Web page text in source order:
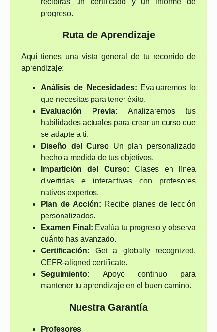
recibirás un certificado y un informe de
progreso.
Ruta de Aprendizaje
Aquí tienes una vista general de tu recorrido de
aprendizaje:
Análisis de Necesidades: Evaluaremos lo
que necesitas para tener éxito.
Evaluación Previa: Analizaremos tus
habilidades actuales para crear un curso que
se adapte a ti.
Diseño del Curso Un plan personalizado
hecho a medida de tus objetivos.
Impartición del Curso: Clases en línea
divertidas e interactivas con profesores
nativos expertos.
Plan de Acción: Recibe planes de lección
personalizados.
Examen Final: Evalúa tu progreso y observa
cuánto has avanzado.
Certificación: Get a globally recognized,
CEFR-aligned certificate.
Seguimiento: Apoyo continuo para
mantener tu aprendizaje en el buen camino.
Nuestra Garantía
Profesores